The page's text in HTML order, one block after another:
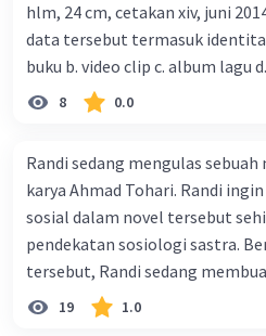
corona yang menjadi masalah
karena persebarannya sangat
mawas diri dan menjaga
serangan virus corona yang
D. Virus corona menjadi
hlm, 24 cm, cetakan xiv, juni 2014 , isbn : 978 602 8994
data tersebut termasuk
buku b. video clip c. album lagu
8 0.0
Randi sedang mengulas
karya Ahmad Tohari. Randi
sosial dalam novel tersebut
pendekatan sosiologi sastra. Berdasarkan ilustrasi
tersebut, Randi sedang
deskriptif B. objektif C.
19 1.0